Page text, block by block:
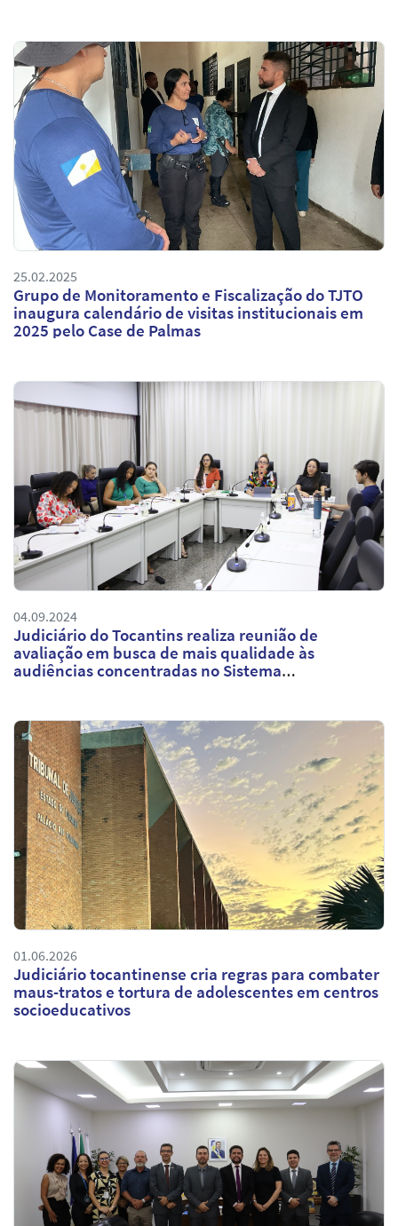
25.02.2025
Grupo de Monitoramento e Fiscalização do TJTO
inaugura calendário de visitas institucionais em
2025 pelo Case de Palmas
04.09.2024
Judiciário do Tocantins realiza reunião de
avaliação em busca de mais qualidade às
audiências concentradas no Sistema
01.06.2026
Judiciário tocantinense cria regras para combater
maus-tratos e tortura de adolescentes em centros
socioeducativos